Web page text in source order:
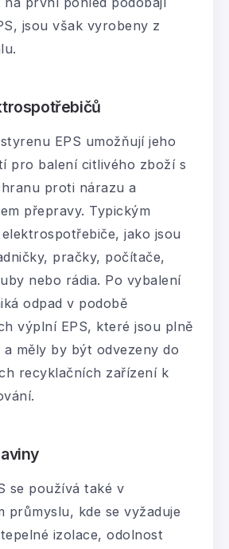
jsou však vyrobeny z
EPS umožňují jeho
pro balení citlivého zboží s
proti nárazu a
přepravy. Typickým
jako jsou
pračky, počítače,
nebo rádia. Po vybalení
odpad v podobě
výplní EPS, které jsou plně
měly by být odvezeny do
recyklačních zařízení k
se používá také v
průmyslu, kde se vyžaduje
izolace, odolnost